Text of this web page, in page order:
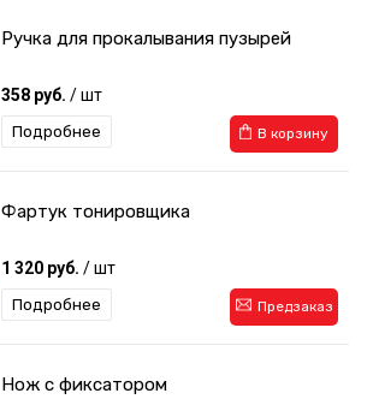
Ручка для прокалывания пузырей
358 руб. / шт
В корзину
Подробнее
Фартук тонировщика
1 320 руб. / шт
Предзаказ
Подробнее
Нож с фиксатором